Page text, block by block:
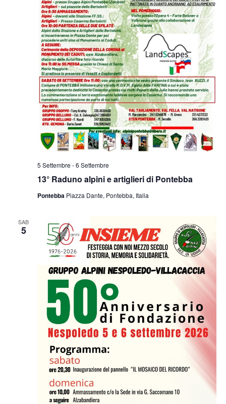
13° Raduno alpini e artiglieri di Pontebba
5 Settembre -6 Settembre
Pontebba Piazza Dante, Pontebba, Italia
SAB
5